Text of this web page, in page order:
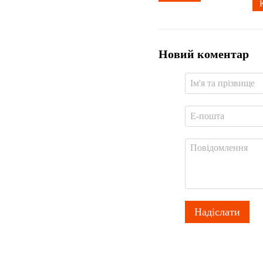
Новий коментар
Надіслати